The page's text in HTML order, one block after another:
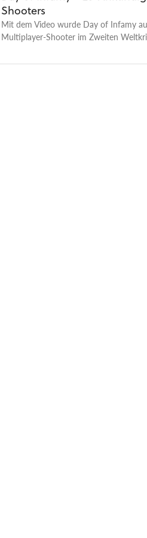
Shooters
Mit dem Video wurde Day of Infamy
Multiplayer-Shooter im Zweiten
alliierter Truppen auf Sizilien zu sehen.